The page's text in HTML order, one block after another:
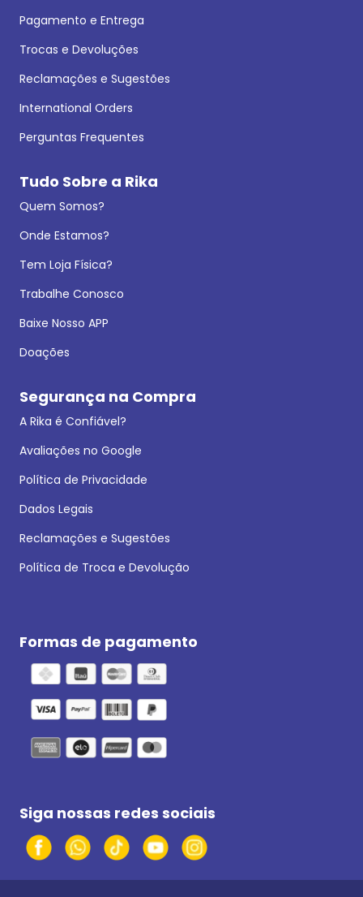
Pagamento e Entrega
Trocas e Devoluções
Reclamações e Sugestões
International Orders
Perguntas Frequentes
Tudo Sobre a Rika
Quem Somos?
Onde Estamos?
Tem Loja Física?
Trabalhe Conosco
Baixe Nosso APP
Doações
Segurança na Compra
A Rika é Confiável?
Avaliações no Google
Política de Privacidade
Dados Legais
Reclamações e Sugestões
Política de Troca e Devolução
Formas de pagamento
Siga nossas redes sociais